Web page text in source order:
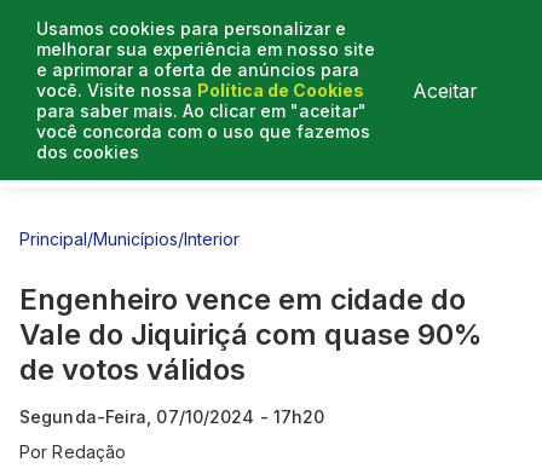
Usamos cookies para personalizar e
melhorar sua experiência em nosso site
e aprimorar a oferta de anúncios para
você. Visite nossa Política de Cookies
para saber mais. Ao clicar em "aceitar"
você concorda com o uso que fazemos
dos cookies
Aceitar
Entrevistas
Principal/Municípios/Interior
Engenheiro vence em cidade do
Vale do Jiquiriçá com quase 90%
de votos válidos
Segunda-Feira, 07/10/2024 - 17h20
PorRedação